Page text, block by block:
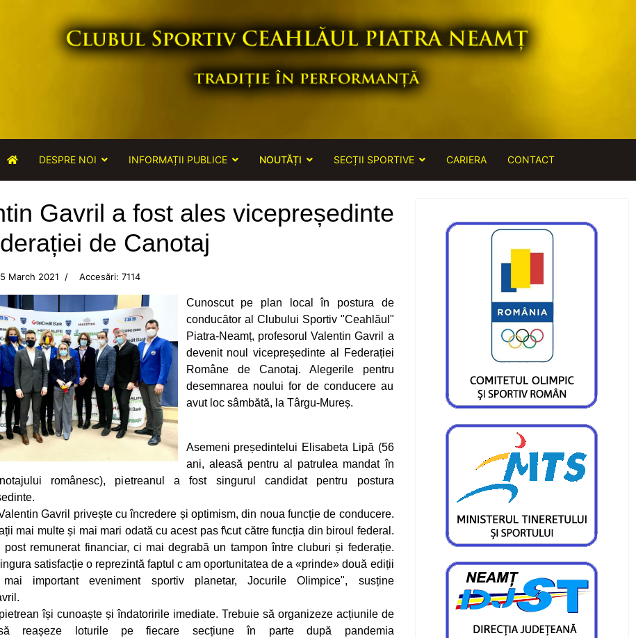
DESPRE NOI INFORMAȚII PUBLICE NOUTĂȚI SECȚII SPORTIVE CARIERA CONTACT
Gavril a fost ales vicepreședinte
de Canotaj
March 2021 Accesări: 7114
Cunoscut pe plan local în postura de
conducător al Clubului Sportiv "Ceahlăul"
Piatra-Neamț, profesorul Valentin Gavril a
devenit noul vicepreședinte al Federației
Române de Canotaj. Alegerile pentru
desemnarea noului for de conducere au
avut loc sâmbătă, la Târgu-Mureș.
Asemeni președintelui Elisabeta Lipă (56
ani, aleasă pentru al patrulea mandat în
românesc), pietreanul a fost singurul candidat pentru postura
Gavril privește cu încredere și optimism, din noua funcție de conducere.
mai multe și mai mari odată cu acest pas f\cut către funcția din biroul federal.
post remunerat financiar, ci mai degrabă un tampon între cluburi și federație.
satisfacție o reprezintă faptul c am oportunitatea de a «prinde» două ediții
important eveniment sportiv planetar, Jocurile Olimpice", susține
își cunoaște și îndatoririle imediate. Trebuie să organizeze acțiunile de
reașeze loturile pe fiecare secțiune în parte după pandemia